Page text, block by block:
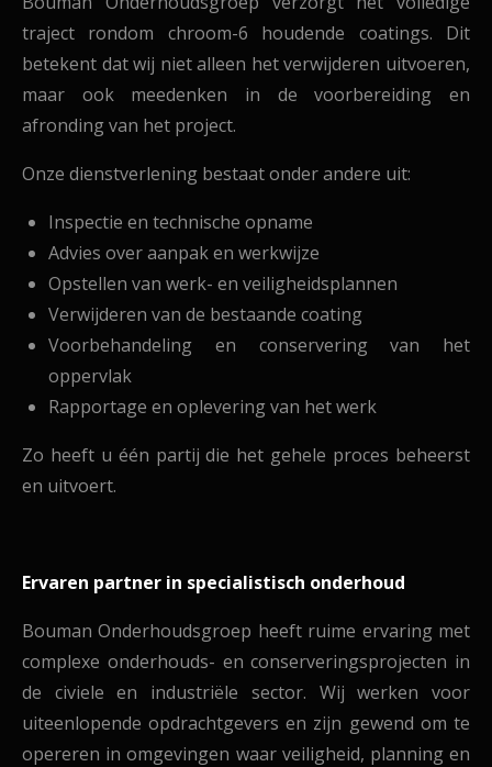
traject rondom chroom-6 houdende coatings. Dit
betekent dat wij niet alleen het verwijderen uitvoeren,
maar ook meedenken in de voorbereiding en
afronding van het project.
Onze dienstverlening bestaat onder andere uit:
Inspectie en technische opname
Advies over aanpak en werkwijze
Opstellen van werk- en veiligheidsplannen
Verwijderen van de bestaande coating
Voorbehandeling en conservering van het
oppervlak
Rapportage en oplevering van het werk
Zo heeft u één partij die het gehele proces beheerst
en uitvoert.
Ervaren partner in specialistisch onderhoud
Bouman Onderhoudsgroep heeft ruime ervaring met
complexe onderhouds- en conserveringsprojecten in
de civiele en industriële sector. Wij werken voor
uiteenlopende opdrachtgevers en zijn gewend om te
opereren in omgevingen waar veiligheid, planning en